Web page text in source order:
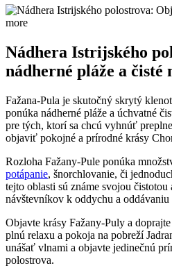
Nádhera Istrijského
nádherné pláže a čisté
Fažana-Pula je skutočný skrytý
ponúka nádherné pláže a úchvatné
pre tých, ktorí sa chcú vyhnúť
objaviť pokojné a prírodné krásy
Rozloha Fažany-Pule ponúka
potápanie, šnorchlovanie, či
tejto oblasti sú známe svojou
návštevníkov k oddychu a oddávaniu
Objavte krásy Fažany-Puly a
plnú relaxu a pokoja na pobreží
unášať vlnami a objavte jedinečnú
polostrova.